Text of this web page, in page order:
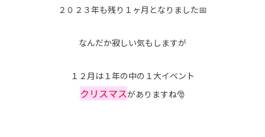
２０２３年も残り１ヶ月となりました📅
なんだか寂しい気もしますが
１２月は１年の中の１大イベント
クリスマスがありますね🎅